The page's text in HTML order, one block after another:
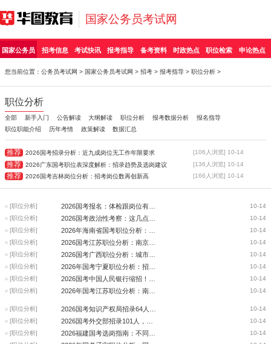
国家公务员考试网
国家公务员 招考信息 考试快讯 报考指导 备考资料 时政热点 职位检索 申论热点
您当前位置： 公务员考试网 > 国家公务员考试网 > 招考 > 报考指导 > 职位分析 >
职位分析
全部 新手入门 公告解读 大纲解读 职位分析 报考数据分析
报名指导
职位职能介绍
历年考情 政策解读 数据汇总
推荐 2026国考招录分析：近九成岗位无工作年限要求 [106人浏览] 10-14
推荐 2026广东国考职位表深度解析：招录趋势及选岗建议 [136人浏览] 10-14
推荐 2026国考吉林岗位分析：招考岗位数再创新高 [166人浏览] 10-14
10-14
[职位分析]
10-14
[职位分析]
10-14
[职位分析]
10-14
[职位分析]
10-14
[职位分析]
10-14
[职位分析]
10-14
[职位分析]
10-14
[职位分析]
10-14
[职位分析]
10-14
[职位分析]
10-14
[职位分析]